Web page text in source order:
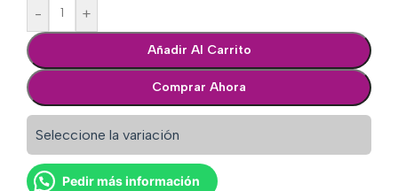
- +
Añadir Al Carrito
Comprar Ahora
Seleccione la variación
Pedir más información